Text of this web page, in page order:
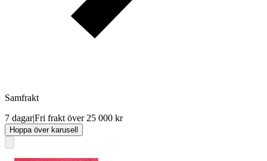
Samfrakt
7 dagar|Fri frakt över 25 000 kr
Hoppa över karusell